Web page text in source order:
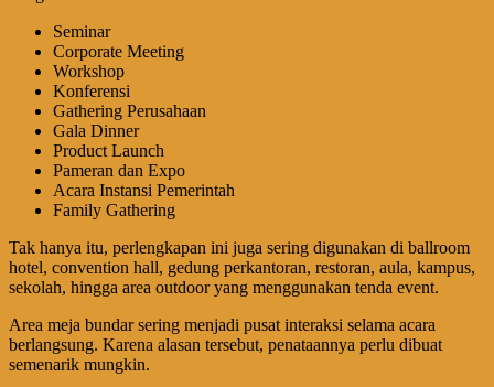
Seminar
Corporate Meeting
Workshop
Konferensi
Gathering Perusahaan
Gala Dinner
Product Launch
Pameran dan Expo
Acara Instansi Pemerintah
Family Gathering
Tak hanya itu, perlengkapan ini juga sering digunakan di ballroom
hotel, convention hall, gedung perkantoran, restoran, aula, kampus,
sekolah, hingga area outdoor yang menggunakan tenda event.
Area meja bundar sering menjadi pusat interaksi selama acara
berlangsung. Karena alasan tersebut, penataannya perlu dibuat
semenarik mungkin.